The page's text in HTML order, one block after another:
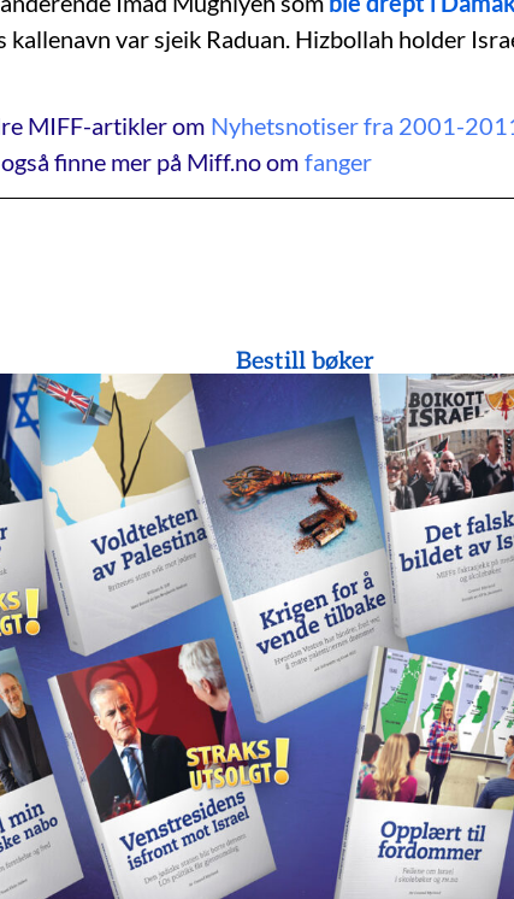
kallenavn var sjeik Raduan. Hizbollah holder
MIFF-artikler om Nyhetsnotiser fra 2001-
finne mer på Miff.no om fanger
Bestill bøker